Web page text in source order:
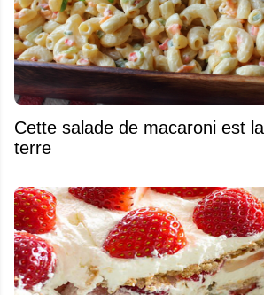
Cette salade de macaroni est
terre